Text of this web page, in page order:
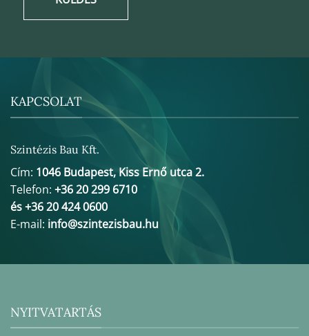
KAPCSOLAT
Szintézis Bau Kft.
Cím: 1046 Budapest, Kiss Ernő utca 2.
Telefon: +36 20 299 6710
és +36 20 424 0600
E-mail: info@szintezisbau.hu
NYITVATARTÁS